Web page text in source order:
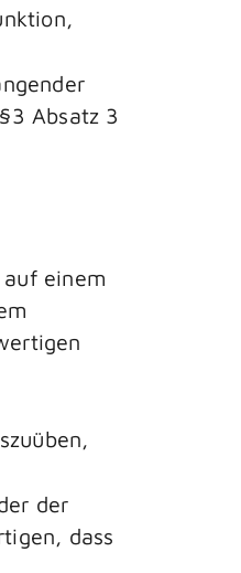
Absatz 3
einem
der
dass